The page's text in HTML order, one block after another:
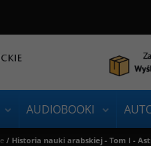
AUDIOBOOKI
/ Historia nauki arabskiej - Tom I -